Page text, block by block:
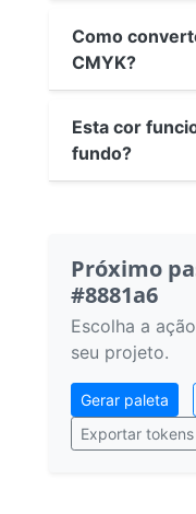
Como
CMYK?
Esta cor
fundo?
Próximo
#8881a6
Escolha a
seu projeto.
Gerar paleta
Exportar tokens